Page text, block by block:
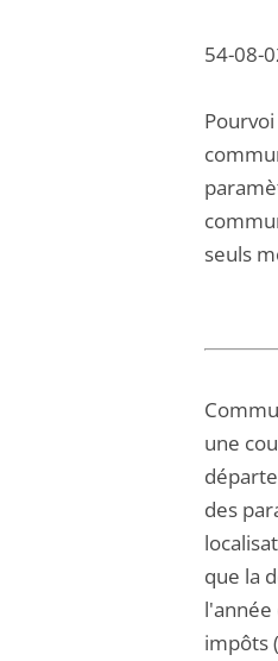
54-08-
seuls
une
des
que la
l'année
impôts